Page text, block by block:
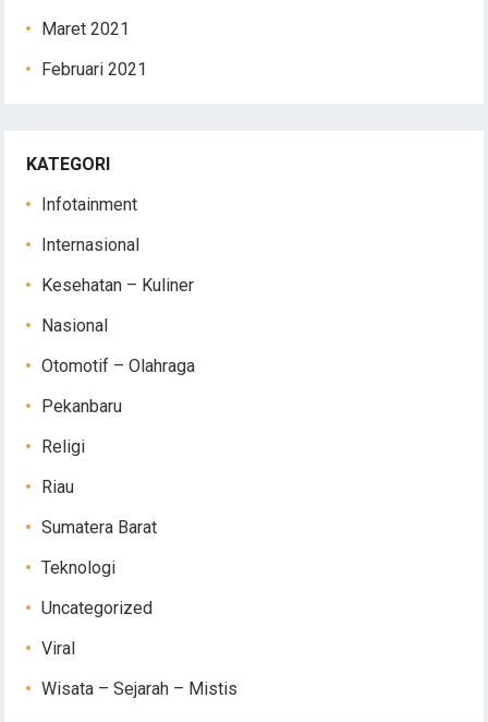
Maret 2021
Februari 2021
KATEGORI
Infotainment
Internasional
Kesehatan – Kuliner
Nasional
Otomotif – Olahraga
Pekanbaru
Religi
Riau
Sumatera Barat
Teknologi
Uncategorized
Viral
Wisata – Sejarah – Mistis